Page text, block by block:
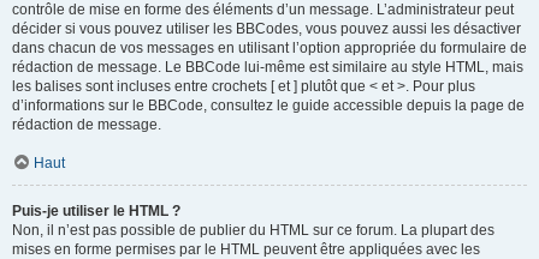
contrôle de mise en forme des éléments d’un message. L’administrateur peut
décider si vous pouvez utiliser les BBCodes, vous pouvez aussi les désactiver
dans chacun de vos messages en utilisant l’option appropriée du formulaire de
rédaction de message. Le BBCode lui-même est similaire au style HTML, mais
les balises sont incluses entre crochets [ et ] plutôt que < et >. Pour plus
d’informations sur le BBCode, consultez le guide accessible depuis la page de
rédaction de message.
Haut
Puis-je utiliser le HTML ?
Non, il n’est pas possible de publier du HTML sur ce forum. La plupart des
mises en forme permises par le HTML peuvent être appliquées avec les